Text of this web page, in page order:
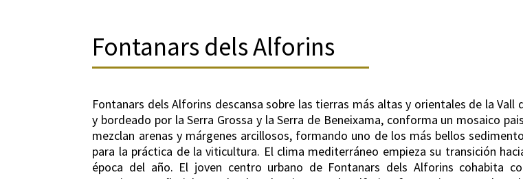
Fontanars dels Alforins
Fontanars dels Alforins descansa sobre las tierras más altas y orientales de la
y bordeado por la Serra Grossa y la Serra de Beneixama, conforma un mosaico
mezclan arenas y márgenes arcillosos, formando uno de los más bellos
para la práctica de la viticultura. El clima mediterráneo empieza su transición
época del año. El joven centro urbano de Fontanars dels Alforins cohabita